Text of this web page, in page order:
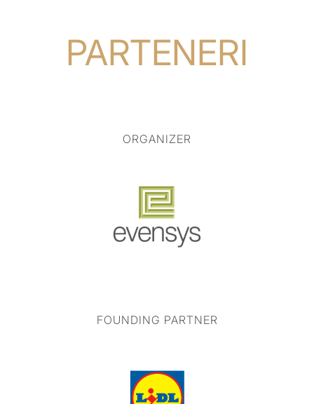
PARTENERI
ORGANIZER
FOUNDING PARTNER